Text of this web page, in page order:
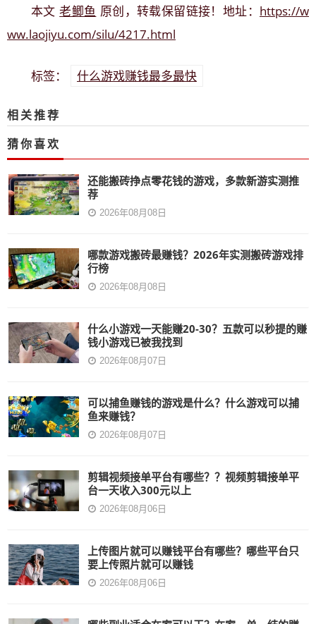
本文老鲫鱼 原创，转载保留链接！地址： https://w
ww.laojiyu.com/silu/4217.html
标签： 什么游戏赚钱最多最快
相关推荐
猜你喜欢
还能搬砖挣点零花钱的游戏，多款新游实测推
荐
2026年08月08日
哪款游戏搬砖最赚钱？2026年实测搬砖游戏排
行榜
2026年08月08日
什么小游戏一天能赚20-30？五款可以秒提的赚
钱小游戏已被我找到
2026年08月07日
可以捕鱼赚钱的游戏是什么？什么游戏可以捕
鱼来赚钱？
2026年08月07日
剪辑视频接单平台有哪些？？视频剪辑接单平
台一天收入300元以上
2026年08月06日
上传图片就可以赚钱平台有哪些？哪些平台只
要上传照片就可以赚钱
2026年08月06日